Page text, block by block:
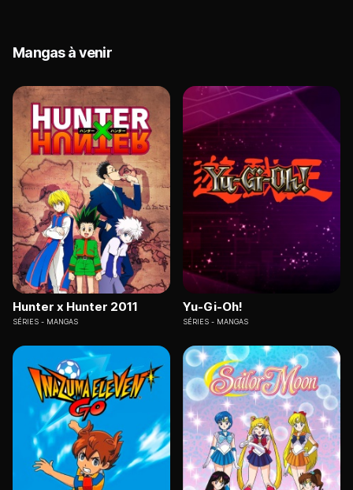
Mangas à venir
Hunter x Hunter 2011
SÉRIES MANGAS
Yu-Gi-Oh!
SÉRIES MANGAS